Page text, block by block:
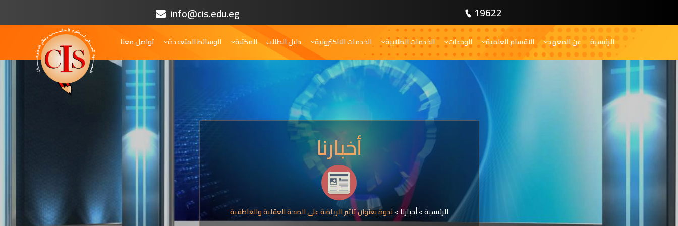
19622
info@cis.edu.eg
الرئيسية عن المعهد الاقسام العلمية الوحدات الخدمات الطلابية الخدمات الالكترونية دليل الطالب المكتبة الوسائط المتعددة تواصل معنا
أخبارنا
الرئيسية>أخبارنا>ندوة بعنوان تاثير الرياضة على الصحة العقلية والعاطفية